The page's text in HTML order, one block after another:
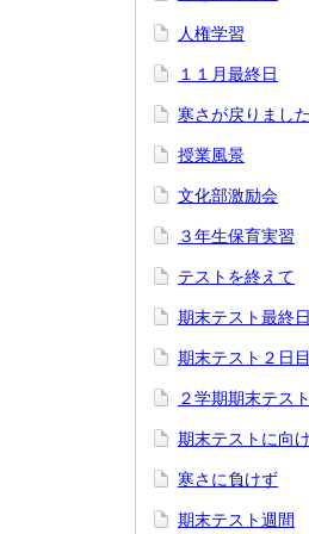
人権学習
１１月最終日
寒さが戻りました
授業風景
文化部激励会
３年生保育実習
テストを終えて
期末テスト最終日
期末テスト２日目
２学期期末テスト
期末テストに向
寒さに負けず
期末テスト週間